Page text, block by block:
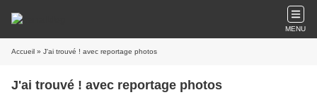
MENU
Accueil » J'ai trouvé ! avec reportage photos
J'ai trouvé ! avec reportage photos